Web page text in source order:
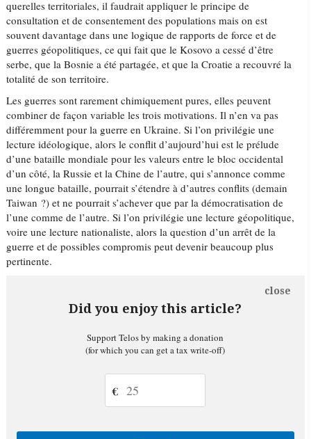
querelles territoriales, il faudrait appliquer le principe de
consultation et de consentement des populations mais on est
souvent davantage dans une logique de rapports de force et de
guerres géopolitiques, ce qui fait que le Kosovo a cessé d’être
serbe, que la Bosnie a été partagée, et que la Croatie a recouvré la
totalité de son territoire.
Les guerres sont rarement chimiquement pures, elles peuvent
combiner de façon variable les trois motivations. Il n’en va pas
différemment pour la guerre en Ukraine. Si l’on privilégie une
lecture idéologique, alors le conflit d’aujourd’hui est le prélude
d’une bataille mondiale pour les valeurs entre le bloc occidental
d’un côté, la Russie et la Chine de l’autre, qui s’annonce comme
une longue bataille, pourrait s’étendre à d’autres conflits (demain
Taiwan ?) et ne pourrait s’achever que par la démocratisation de
l’une comme de l’autre. Si l’on privilégie une lecture géopolitique,
voire une lecture nationaliste, alors la question d’un arrêt de la
guerre et de possibles compromis peut devenir beaucoup plus
pertinente.
Did you enjoy this article?
close
Support Telos by making a donation
(for which you can get a tax write-off)
€